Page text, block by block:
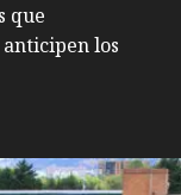
que
los